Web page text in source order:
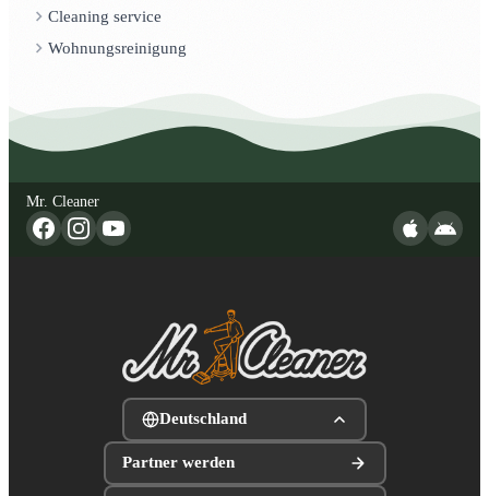
Cleaning service
Wohnungsreinigung
Mr. Cleaner
Deutschland
Partner werden